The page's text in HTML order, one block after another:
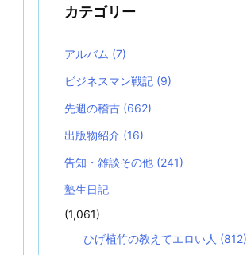
カテゴリー
アルバム (7)
ビジネスマン戦記 (9)
先週の稽古 (662)
出版物紹介 (16)
告知・雑談その他 (241)
塾生日記
(1,061)
ひげ植竹の教えてエロい人 (812)